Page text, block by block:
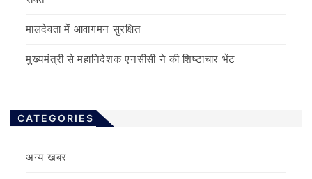
मालदेवता में आवागमन सुरक्षित
मुख्यमंत्री से महानिदेशक एनसीसी ने की शिष्टाचार भेंट
CATEGORIES
अन्य खबर